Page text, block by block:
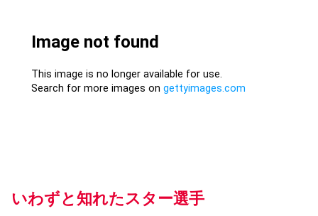
いわずと知れたスター選手